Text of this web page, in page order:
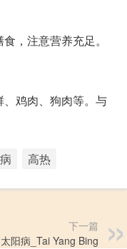
，注意营养充足。
鸡肉、狗肉等。与
高热
下一篇
太阳病_Tai Yang Bing